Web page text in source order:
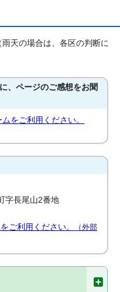
天の場合は、各区の判断に
、ページのご感想をお聞
をご利用ください。
字長尾山2番地
ご利用ください。
（外部